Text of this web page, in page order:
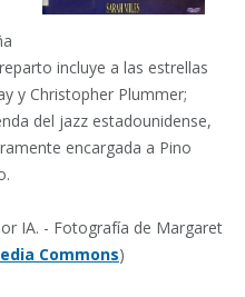
incluye a las estrellas
y Christopher Plummer;
del jazz estadounidense,
encargada a Pino
IA. - Fotografía de Margaret
Commons)